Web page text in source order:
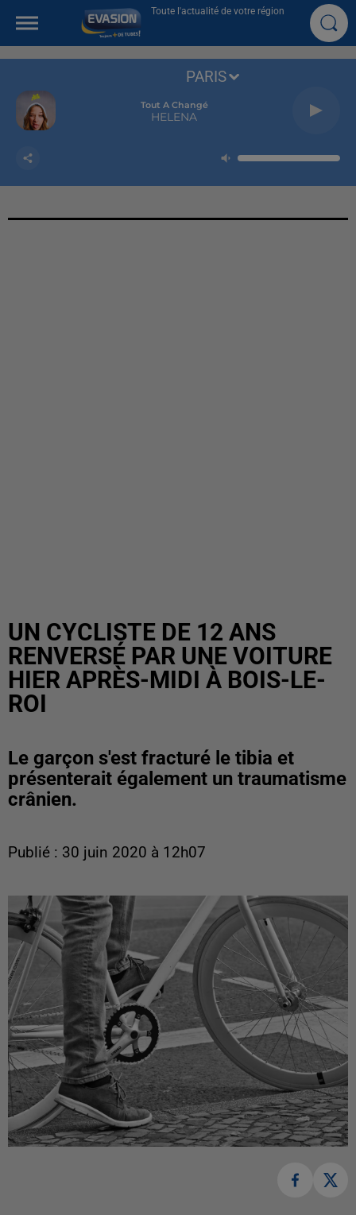
Toute l'actualité de votre région
Tout A Changé
HELENA
PARIS
UN CYCLISTE DE 12 ANS
RENVERSÉ PAR UNE VOITURE
HIER APRÈS-MIDI À BOIS-LE-
ROI
Le garçon s'est fracturé le tibia et
présenterait également un traumatisme
crânien.
Publié : 30 juin 2020 à 12h07